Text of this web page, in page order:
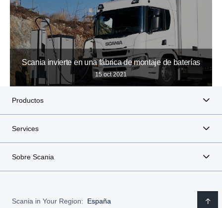
Scania invierte en una fábrica de montaje de baterías
15 oct 2021
Productos
Services
Sobre Scania
Scania in Your Region: España